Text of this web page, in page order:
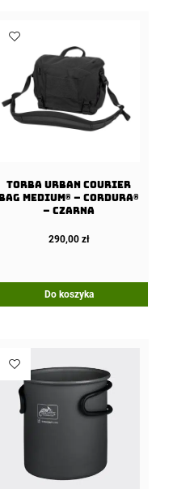
Torba URBAN COURIER
BAG Medium® – Cordura®
– Czarna
290,00 zł
Do koszyka